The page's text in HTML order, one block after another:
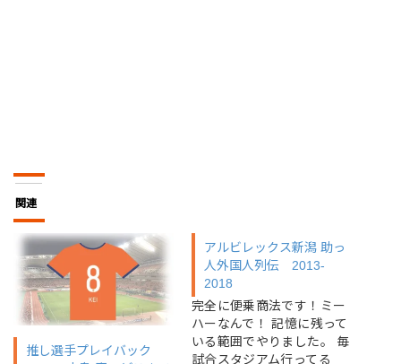
関連
推し選手プレイバック
アルビレックス新潟 助っ
人外国人列伝 2013-
2018
完全に便乗商法です！ミー
ハーなんで！ 記憶に残って
いる範囲でやりました。 毎
試合スタジアム行ってる